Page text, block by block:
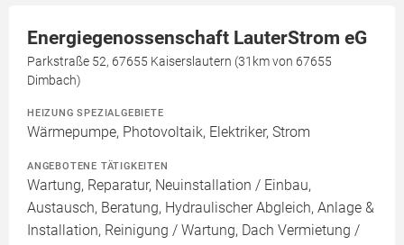
Energiegenossenschaft LauterStrom eG
Parkstraße 52, 67655 Kaiserslautern (31km von 67655
Dimbach)
HEIZUNG SPEZIALGEBIETE
Wärmepumpe, Photovoltaik, Elektriker, Strom
ANGEBOTENE TÄTIGKEITEN
Wartung, Reparatur, Neuinstallation / Einbau,
Austausch, Beratung, Hydraulischer Abgleich, Anlage &
Installation, Reinigung / Wartung, Dach Vermietung /